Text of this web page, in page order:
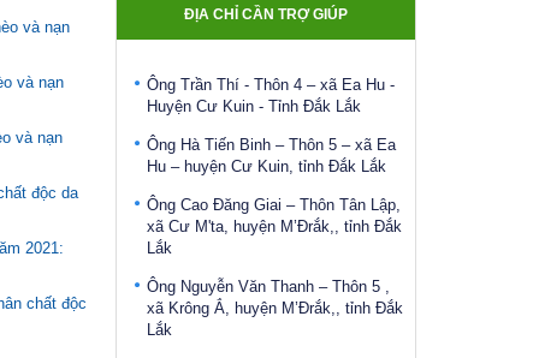
và nạn
và nạn
và nạn
độc da
2021:
chất độc
10.000.000đ
Phong trào "Tết Nhân Ái" năm 2023:
10.000.000đ
6.Công ty Cổ phần Đầu tư phát triển
đô thị An Phú ủng hộ Phong trào "Tết
7.Ngân Hàng Vietinbank ủng hộ
Phong trào "Tết Nhân Ái" năm 2023:
8.Bảo hiểm xã hội tỉnh ủng hộ Phong
trào "Tết Nhân Ái" năm 2023:
ĐỊA CHỈ CẦN TRỢ GIÚP
Krông, xã Cư San – huyện M’Đrắk,,
Huyện Cư Kuin - Tỉnh Đắk Lắk
Hu – huyện Cư Kuin, tỉnh Đắk Lắk
xã Cư M'ta, huyện M’Đrắk,, tỉnh Đắk
Lắk
xã Krông Ắ, huyện M’Đrắk,, tỉnh Đắk
Lắk